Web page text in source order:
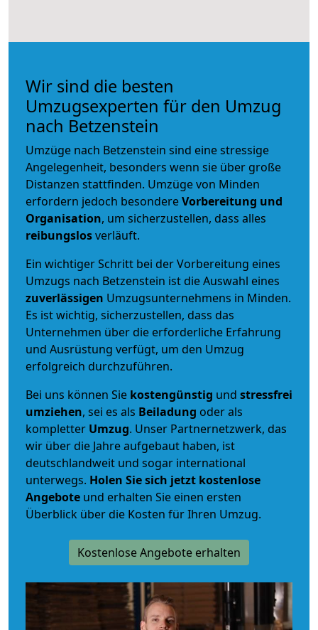
Wir sind die besten
Umzugsexperten für den Umzug
nach Betzenstein
Umzüge nach Betzenstein sind eine stressige
Angelegenheit, besonders wenn sie über große
Distanzen stattfinden. Umzüge von Minden
erfordern jedoch besondereVorbereitung und
Organisation, um sicherzustellen, dass alles
reibungslosverläuft.
Ein wichtiger Schritt bei der Vorbereitung eines
Umzugs nach Betzenstein ist die Auswahl eines
zuverlässigen Umzugsunternehmens in Minden.
Es ist wichtig, sicherzustellen, dass das
Unternehmen über die erforderliche Erfahrung
und Ausrüstung verfügt, um den Umzug
erfolgreich durchzuführen.
Bei uns können Sie kostengünstig und stressfrei
umziehen, sei es als Beiladung oder als
kompletter Umzug. Unser Partnernetzwerk, das
wir über die Jahre aufgebaut haben, ist
deutschlandweit und sogar international
unterwegs. Holen Sie sich jetzt kostenlose
Angebote und erhalten Sie einen ersten
Überblick über die Kosten für Ihren Umzug.
Kostenlose Angebote erhalten